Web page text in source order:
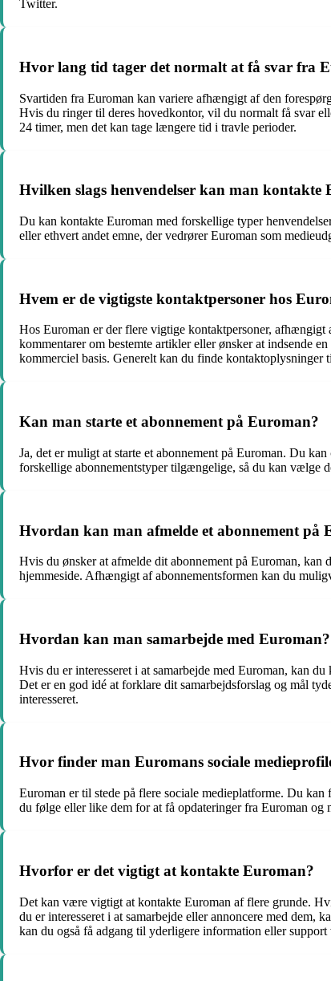
Twitter.
Hvor lang tid tager det normalt at få svar fra
Svartiden fra Euroman kan variere afhængigt af den
Hvis du ringer til deres hovedkontor, vil du normalt få svar
24 timer, men det kan tage længere tid i travle perioder.
Hvilken slags henvendelser kan man kontakte
Du kan kontakte Euroman med forskellige typer
eller ethvert andet emne, der vedrører Euroman som
Hvem er de vigtigste kontaktpersoner hos
Hos Euroman er der flere vigtige kontaktpersoner,
kommentarer om bestemte artikler eller ønsker at indsende
kommerciel basis. Generelt kan du finde kontaktoplysninger
Kan man starte et abonnement på Euroman?
Ja, det er muligt at starte et abonnement på Euroman. Du
forskellige abonnementstyper tilgængelige, så du kan vælge
Hvordan kan man afmelde et abonnement på
Hvis du ønsker at afmelde dit abonnement på Euroman,
hjemmeside. Afhængigt af abonnementsformen kan du
Hvordan kan man samarbejde med Euroman?
Hvis du er interesseret i at samarbejde med Euroman, kan
Det er en god idé at forklare dit samarbejdsforslag og mål
interesseret.
Hvor finder man Euromans sociale
Euroman er til stede på flere sociale medieplatforme. Du
du følge eller like dem for at få opdateringer fra Euroman og
Hvorfor er det vigtigt at kontakte Euroman?
Det kan være vigtigt at kontakte Euroman af flere grunde.
du er interesseret i at samarbejde eller annoncere med
kan du også få adgang til yderligere information eller